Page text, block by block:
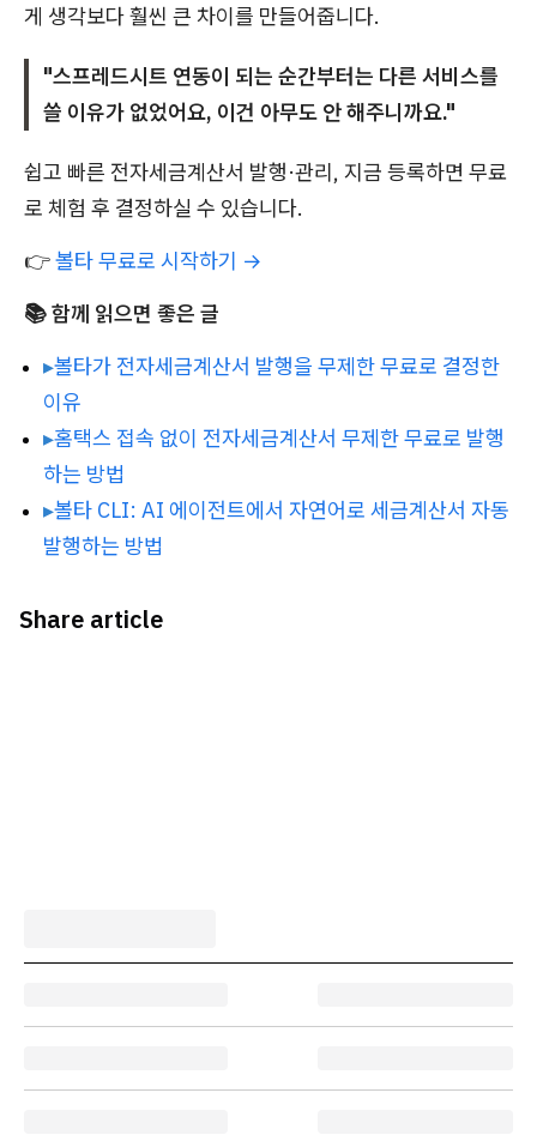
게 생각보다 훨씬 큰 차이를 만들어줍니다.
"스프레드시트 연동이 되는 순간부터는 다른 서비스를
쓸 이유가 없었어요, 이건 아무도 안 해주니까요."
쉽고 빠른 전자세금계산서 발행·관리, 지금 등록하면 무료
로 체험 후 결정하실 수 있습니다.
👉볼타 무료로 시작하기 →
📚 함께 읽으면 좋은 글
▸볼타가 전자세금계산서 발행을 무제한 무료로 결정한
이유
▸홈택스 접속 없이 전자세금계산서 무제한 무료로 발행
하는 방법
▸볼타 CLI: AI 에이전트에서 자연어로 세금계산서 자동
발행하는 방법
Share article